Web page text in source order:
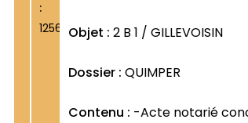
:
1256 Objet : 2 B 1 / GILLEVOISIN
Dossier : QUIMPER
Contenu :